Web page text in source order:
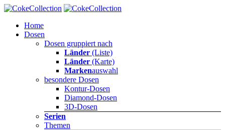
Home
Dosen
Dosen gruppiert nach
Länder (Liste)
Länder (Karte)
Markenauswahl
besondere Dosen
Kontur-Dosen
Diamond-Dosen
3D-Dosen
Serien
Themen